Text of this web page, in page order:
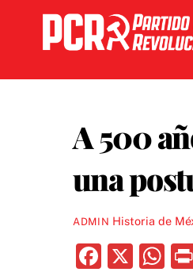
content
A 500
una
ADMIN Historia de
F
X
W